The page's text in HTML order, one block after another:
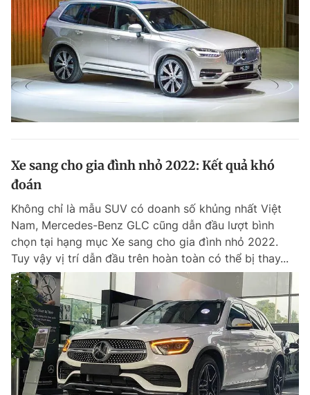
Xe sang cho gia đình nhỏ 2022: Kết quả khó
đoán
Không chỉ là mẫu SUV có doanh số khủng nhất Việt
Nam, Mercedes-Benz GLC cũng dẫn đầu lượt bình
chọn tại hạng mục Xe sang cho gia đình nhỏ 2022.
Tuy vậy vị trí dẫn đầu trên hoàn toàn có thể bị thay...